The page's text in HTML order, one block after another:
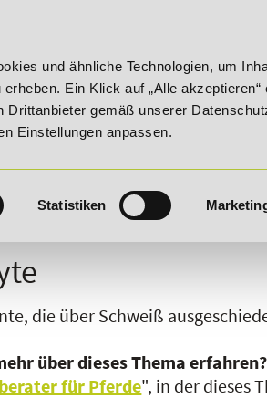
und ähnliche Technologien, um
Ein Klick auf „Alle akzeptieren“
gemäß unserer
Einstellungen anpassen.
Statistiken
03.09.2026 - Bildungsroute!
O P
die über Schweiß
über dieses Thema erfahren?
für Pferde", in der dieses